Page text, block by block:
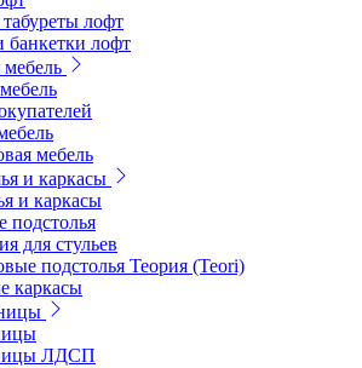
лофт
банкетки лофт
мебель
и каркасы
и каркасы
подстолья
для стульев
подстолья Теория (Teori)
каркасы
ЛДСП